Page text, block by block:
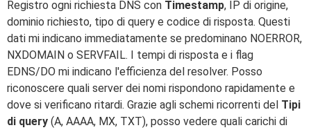
Registro ogni richiesta DNS con Timestamp, IP di origine,
dominio richiesto, tipo di query e codice di risposta. Questi
dati mi indicano immediatamente se predominano NOERROR,
NXDOMAIN o SERVFAIL. I tempi di risposta e i flag
EDNS/DO mi indicano l'efficienza del resolver. Posso
riconoscere quali server dei nomi rispondono rapidamente e
dove si verificano ritardi. Grazie agli schemi ricorrenti del Tipi
di query (A, AAAA, MX, TXT), posso vedere quali carichi di